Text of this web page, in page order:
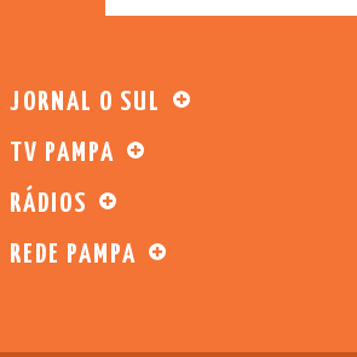
JORNAL O SUL
TV PAMPA
RÁDIOS
REDE PAMPA